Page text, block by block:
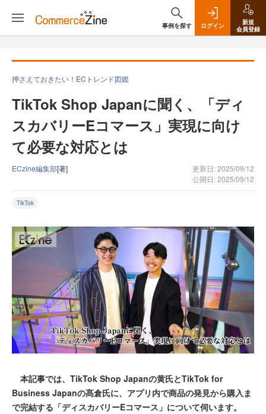
事例を探す ログイン
新規
会員登録
押さえておきたい！ECトレンド図鑑
TikTok Shop Japanに聞く、「ディ
スカバリーEコマース」実現に向け
て必要な対応とは
ECzine編集部[著]
更新日: 2025/09/12
公開日: 2025/09/12
TikTok
本記事では、TikTok Shop Japanの黄氏とTikTok for
Business Japanの髙倉氏に、アプリ内で商品の発見から購入ま
で完結する「ディスカバリーEコマース」について伺います。